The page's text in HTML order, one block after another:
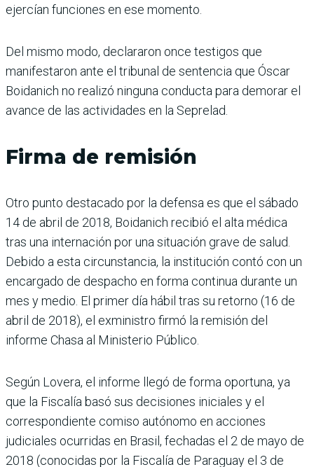
ejercían funciones en ese momento.
Del mismo modo, declararon once testigos que
manifestaron ante el tribunal de sentencia que Óscar
Boidanich no realizó ninguna conducta para demorar el
avance de las actividades en la Seprelad.
Firma de remisión
Otro punto destacado por la defensa es que el sábado
14 de abril de 2018, Boidanich recibió el alta médica
tras una internación por una situación grave de salud.
Debido a esta circunstancia, la institución contó con un
encargado de despacho en forma continua durante un
mes y medio. El primer día hábil tras su retorno (16 de
abril de 2018), el exministro firmó la remisión del
informe Chasa al Ministerio Público.
Según Lovera, el informe llegó de forma oportuna, ya
que la Fiscalía basó sus decisiones iniciales y el
correspondiente comiso autónomo en acciones
judiciales ocurridas en Brasil, fechadas el 2 de mayo de
2018 (conocidas por la Fiscalía de Paraguay el 3 de